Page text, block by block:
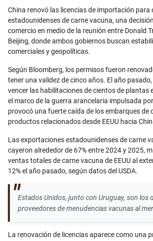
Email
China renovó las licencias de importación para
estadounidenses de carne vacuna, una
comercio en medio de la reunión entre Donald
Beijing, donde ambos gobiernos buscan
comerciales y geopolíticas.
Según Bloomberg, los permisos fueron
tener una validez de cinco años. El año
vencer las habilitaciones de cientos de plantas
el marco de la guerra arancelaria impulsada
provocó una fuerte caída de los embarques de
productos relacionados desde EEUU hacia
Las exportaciones estadounidenses de carne
cayeron alrededor de 67% entre 2024 y 2025,
ventas totales de carne vacuna de EEUU al
12% el año pasado, según datos del USDA.
Estados Unidos, junto con Uruguay, son los
proveedores de menudencias vacunas al
La renovación de licencias aparece como una